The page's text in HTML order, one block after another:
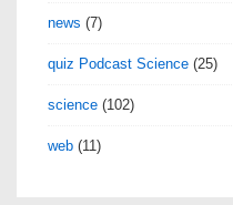
news (7)
quiz Podcast Science (25)
science (102)
web (11)